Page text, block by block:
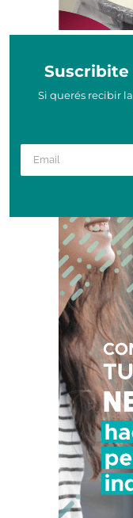
Si querés recibir